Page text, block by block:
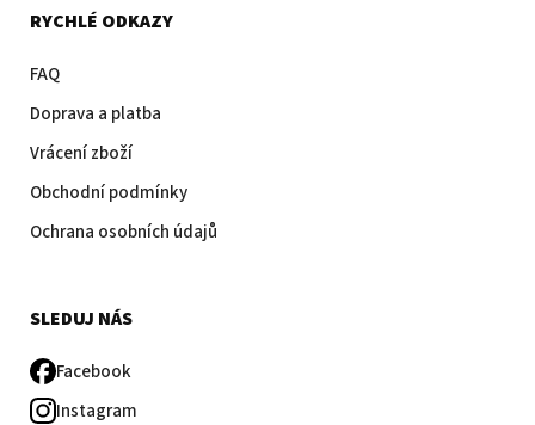
RYCHLÉ ODKAZY
FAQ
Doprava a platba
Vrácení zboží
Obchodní podmínky
Ochrana osobních údajů
SLEDUJ NÁS
Facebook
Instagram